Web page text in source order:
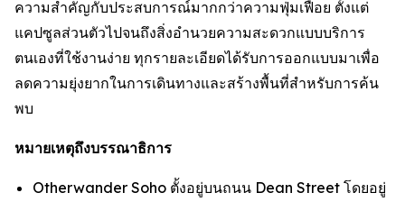
ความสำคัญกับประสบการณ์มากกว่าความฟุ่มเฟือย ตั้งแต่
แคปซูลส่วนตัวไปจนถึงสิ่งอำนวยความสะดวกแบบบริการ
ตนเองที่ใช้งานง่าย ทุกรายละเอียดได้รับการออกแบบมาเพื่อ
ลดความยุ่งยากในการเดินทางและสร้างพื้นที่สำหรับการค้น
พบ
หมายเหตุถึงบรรณาธิการ
Otherwander Soho ตั้งอยู่บนถนน Dean Street โดยอยู่